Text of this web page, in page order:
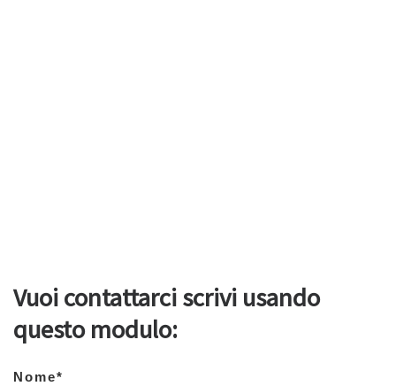
Vuoi contattarci scrivi usando
questo modulo:
Nome*